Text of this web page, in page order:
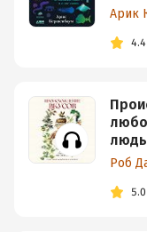
Арик
4.4
Роб
5.0